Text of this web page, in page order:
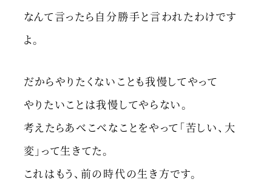
なんて言ったら自分勝手と言われたわけです
よ。
だからやりたくないことも我慢してやって
やりたいことは我慢してやらない。
考えたらあべこべなことをやって「苦しい、大
変」って生きてた。
これはもう、前の時代の生き方です。